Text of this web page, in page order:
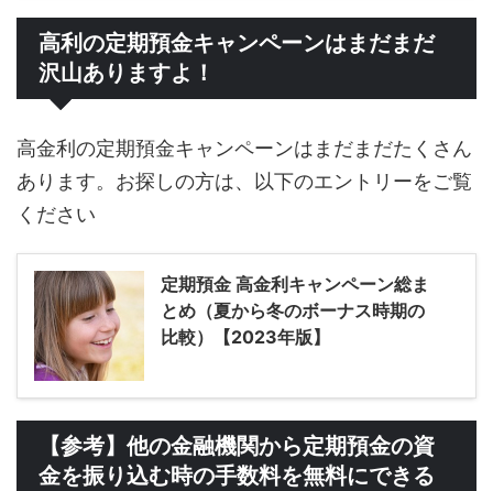
高利の定期預金キャンペーンはまだまだ
沢山ありますよ！
高金利の定期預金キャンペーンはまだまだたくさん
あります。お探しの方は、以下のエントリーをご覧
ください
定期預金 高金利キャンペーン総ま
とめ（夏から冬のボーナス時期の
比較）【2023年版】
【参考】他の金融機関から定期預金の資
金を振り込む時の手数料を無料にできる